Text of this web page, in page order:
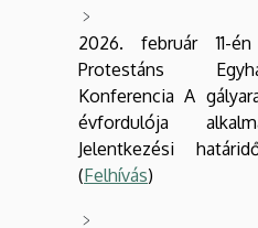
2026. február 11-
Protestáns
Konferencia A
évfordulója
Jelentkezési
(Felhívás)